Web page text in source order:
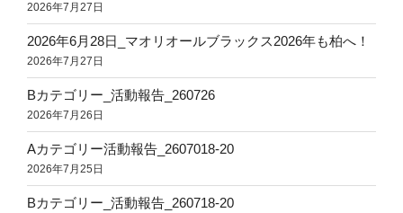
2026年7月27日
2026年6月28日_マオリオールブラックス2026年も柏へ！
2026年7月27日
Bカテゴリー_活動報告_260726
2026年7月26日
Aカテゴリー活動報告_2607018-20
2026年7月25日
Bカテゴリー_活動報告_260718-20